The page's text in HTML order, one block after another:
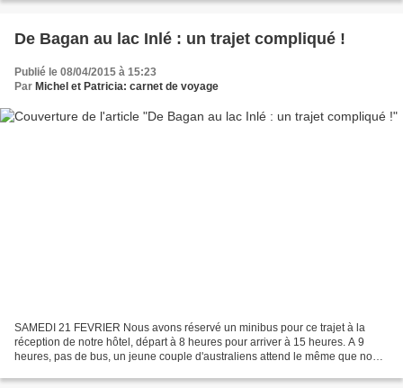
De Bagan au lac Inlé : un trajet compliqué !
Publié le 08/04/2015 à 15:23
Par Michel et Patricia: carnet de voyage
SAMEDI 21 FEVRIER Nous avons réservé un minibus pour ce trajet à la
réception de notre hôtel, départ à 8 heures pour arriver à 15 heures. A 9
heures, pas de bus, un jeune couple d'australiens attend le même que nous.